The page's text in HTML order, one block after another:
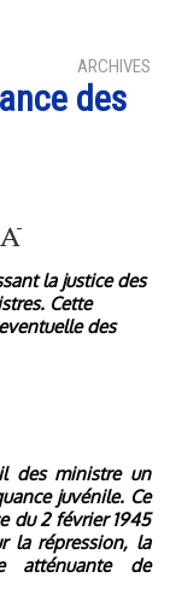
ARCHIVES
des
la justice des
Cette
des
juvénile. Ce
du 2 février 1945
la répression, la
atténuante de